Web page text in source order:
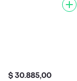
$ 30.885,00